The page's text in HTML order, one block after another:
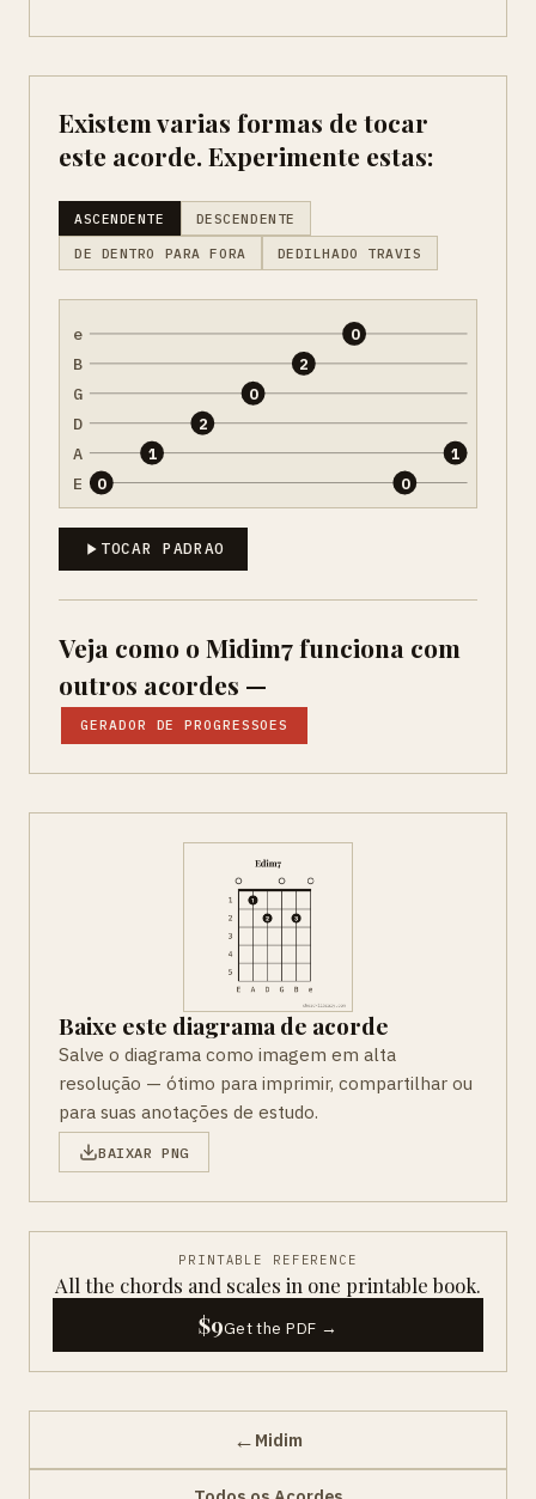
Existem varias formas de tocar
este acorde. Experimente estas:
ASCENDENTE DESCENDENTE
DE DENTRO PARA FORA DEDILHADO TRAVIS
e
B
G
D
A
E 0
1
2
0
2
0
0
1
TOCAR PADRAO
Veja como o Midim7 funciona com
outros acordes —
GERADOR DE PROGRESSOES
Baixe este diagrama de acorde
Salve o diagrama como imagem em alta
resolução — ótimo para imprimir, compartilhar ou
para suas anotações de estudo.
BAIXAR PNG
PRINTABLE REFERENCE
All the chords and scales in one printable book.
$9Get the PDF →
← Midim